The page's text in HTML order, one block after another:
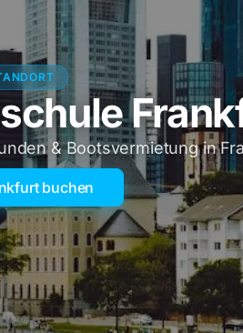
& Bootsvermietung in
buchen